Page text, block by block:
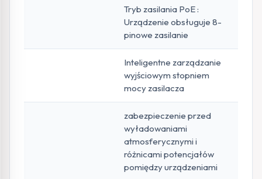
Tryb zasilania PoE :
Urządzenie obsługuje 8-
pinowe zasilanie
Inteligentne zarządzanie
wyjściowym stopniem
mocy zasilacza
zabezpieczenie przed
wyładowaniami
atmosferycznymi i
różnicami potencjałów
pomiędzy urządzeniami